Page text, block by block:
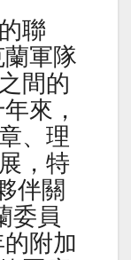
聯
軍隊
間的
來，
、理
，特
伴關
委員
附加